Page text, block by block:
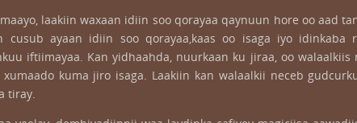
laakiin waxaan idiin soo qorayaa qaynuun hore oo aad
cusub ayaan idiin soo qorayaa,kaas oo isaga iyo
iftiimayaa. Kan yidhaahda, nuurkaan ku jiraa, oo
kuma jiro isaga. Laakiin kan walaalkii neceb
tiray.